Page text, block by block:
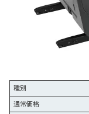
種別
通常価格